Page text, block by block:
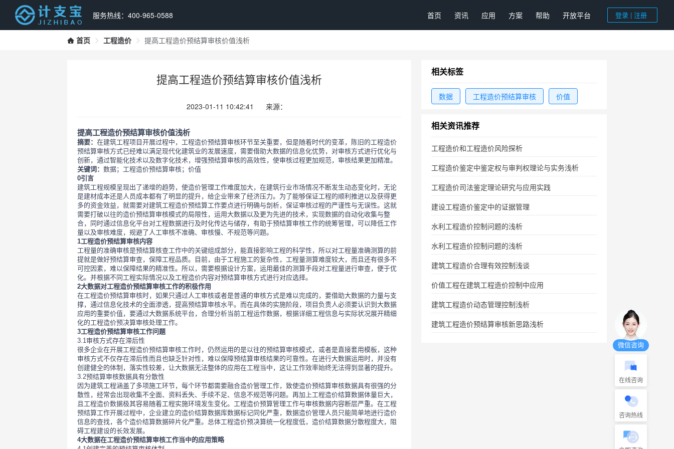
服务热线：400-965-0588 首页 资讯 应用 方案 帮助 开放平台 登录 | 注册
首页 工程造价 提高工程造价预结算审核价值浅析
提高工程造价预结算审核价值浅析
2023-01-11 10:42:41 来源：
提高工程造价预结算审核价值浅析
摘要：在建筑工程项目开展过程中，工程造价预结算审核环节至关重要，但是随着时代的变革，陈旧的工程造价
预结算审核方式已经难以满足现代化建筑业的发展速度，需要借助大数据的信息化优势，对审核方式进行优化与
创新，通过智能化技术以及数字化技术，增强预结算审核的高效性，使审核过程更加规范，审核结果更加精准。
关键词：数据；工程造价预结算审核；价值
0引言
建筑工程规模呈现出了递增的趋势，使造价管理工作难度加大，在建筑行业市场情况不断发生动态变化时，无论
是建材成本还是人员成本都有了明显的提升，给企业带来了经济压力。为了能够保证工程的顺利推进以及获得更
多的资金效益，就需要对建筑工程造价预结算工作要点进行明确与剖析，保证审核过程的严谨性与无误性。这就
需要打破以往的造价预结算审核模式的局限性，运用大数据以及更为先进的技术，实现数据的自动化收集与整
合，同时通过信息化平台对工程数据进行及时化传达与储存，有助于预结算审核工作的统筹管理，可以降低工作
量以及审核难度，规避了人工审核不准确、审核慢、不规范等问题。
1工程造价预结算审核内容
工程量的准确审核是预结算核查工作中的关键组成部分，能直接影响工程的科学性，所以对工程量准确测算的前
提就是做好预结算审查，保障工程品质。目前，由于工程施工的复杂性，工程量测算难度较大，而且还有很多不
可控因素，难以保障结果的精准性。所以，需要根据设计方案，运用最佳的测算手段对工程量进行审查，便于优
化。并根据不同工程实际情况以及工程造价内容对预结算审核方式进行对应选择。
2大数据对工程造价预结算审核工作的积极作用
在工程造价预结算审核时，如果只通过人工审核或者是普通的审核方式是难以完成的，要借助大数据的力量与支
撑，通过信息化技术的全面渗透，提高预结算审核水平。而在具体的实施阶段，项目负责人必须要认识到大数据
应用的重要价值，要通过大数据系统平台，合理分析当前工程运作数据，根据详细工程信息与实际状况展开精细
化的工程造价预决算审核处理工作。
3工程造价预结算审核工作问题
3.1审核方式存在滞后性
很多企业在开展工程造价预结算审核工作时，仍然运用的是以往的预结算审核模式，或者是直接套用模板，这种
审核方式不仅存在滞后性而且也缺乏针对性，难以保障预结算审核结果的可靠性。在进行大数据运用时，并没有
创建健全的体制，落实性较差，让大数据无法整体的应用在工程当中，这让工作效率始终无法得到显著的提升。
3.2预结算审核数据具有分散性
因为建筑工程涵盖了多项施工环节，每个环节都需要融合造价管理工作，致使造价预结算审核数据具有很强的分
散性，经常会出现收集不全面、资料丢失、手续不足、信息不规范等问题。再加上工程造价结算数据体量巨大，
且工程造价数据极其容易随着工程实施环境发生变化。工程造价预算管理工作与审核数据内容断层严重。在工程
预结算工作开展过程中，企业建立的造价结算数据库数据标记同化严重，数据造价管理人员只能简单地进行造价
信息的查找，各个造价结算数据碎片化严重。总体工程造价预决算统一化程度低，造价结算数据分散程度大，阻
碍工程建设的长效发展。
4大数据在工程造价预结算审核工作当中的应用策略
相关标签
数据 工程造价预结算审核 价值
相关资讯推荐
工程造价和工程造价风险探析
工程造价鉴定中鉴定权与审判权理论与实务浅析
工程造价司法鉴定理论研究与应用实践
建设工程造价鉴定中的证据管理
水利工程造价控制问题的浅析
水利工程造价控制问题的浅析
建筑工程造价合理有效控制浅谈
价值工程在建筑工程造价控制中应用
建筑工程造价动态管理控制浅析
建筑工程造价预结算审核新思路浅析
微信咨询
在线咨询
咨询热线